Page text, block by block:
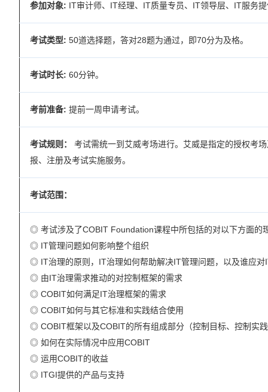
参加对象: IT审计师、IT经理、IT质量专员、IT领导层、IT服务
考试类型: 50道选择题，答对28题为通过，即70分为及格。
考试时长: 60分钟。
考前准备: 提前一周申请考试。
考试规则：
考试需统一到艾威考场进行。艾威是指定的授权考
报、注册及考试实施服务。
考试范围：
◎ 考试涉及了COBIT Foundation课程中所包括的对以下方面的
◎ IT管理问题如何影响整个组织
◎ IT治理的原则，IT治理如何帮助解决IT管理问题，以及谁应对
◎ 由IT治理需求推动的对控制框架的需求
◎ COBIT如何满足IT治理框架的需求
◎ COBIT如何与其它标准和实践结合使用
◎ COBIT框架以及COBIT的所有组成部分（控制目标、控制实
◎ 如何在实际情况中应用COBIT
◎ 运用COBIT的收益
◎ ITGI提供的产品与支持